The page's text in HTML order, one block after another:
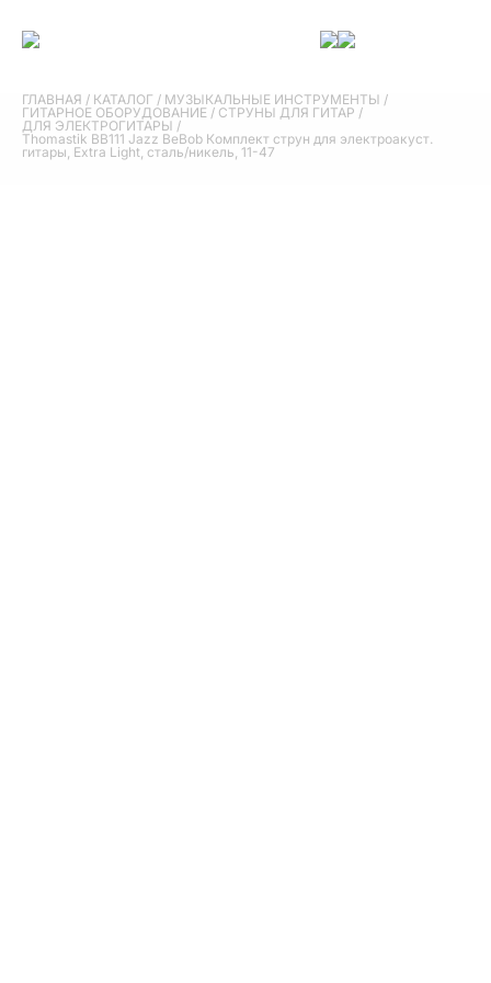
ГЛАВНАЯ / КАТАЛОГ / МУЗЫКАЛЬНЫЕ ИНСТРУМЕНТЫ /
ГИТАРНОЕ ОБОРУДОВАНИЕ / СТРУНЫ ДЛЯ ГИТАР /
ДЛЯ ЭЛЕКТРОГИТАРЫ /
Thomastik BB111 Jazz BeBob Комплект струн для электроакуст.
гитары, Еxtra Light, сталь/никель, 11-47